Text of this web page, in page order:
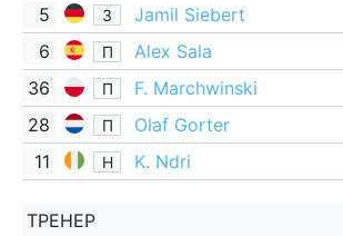
5
З
Jamil Siebert
6
П
Alex Sala
36
П
F. Marchwinski
28
П
Olaf Gorter
11
Н K. Ndri
ТРЕНЕР